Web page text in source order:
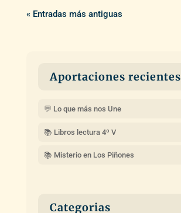
« Entradas más antiguas
Aportaciones recientes
💬 Lo que más nos Une
📚 Libros lectura 4º V
📚 Misterio en Los Piñones
Categorias